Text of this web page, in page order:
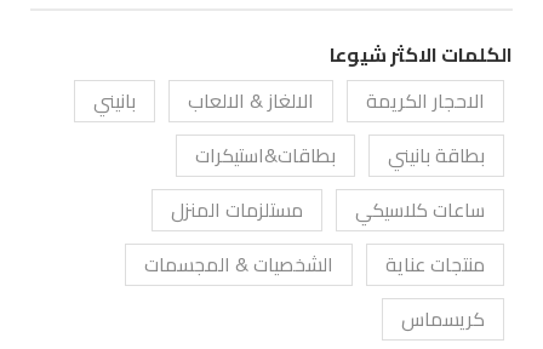
الكلمات الاكثر شيوعا
الاحجار الكريمة
الالغاز & الالعاب
بانيني
بطاقة بانيني
بطاقات&استيكرات
ساعات كلاسيكي
مستلزمات المنزل
منتجات عناية
الشخصيات & المجسمات
كريسماس